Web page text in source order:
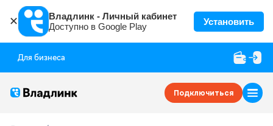
✕
Владлинк - Личный кабинет
Доступно в Google Play
Установить
Для бизнеса
Подключиться